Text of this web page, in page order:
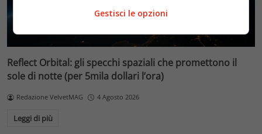
Reflect Orbital: gli specchi spaziali che promettono il
sole di notte (per 5mila dollari l’ora)
Redazione VelvetMAG 4 Agosto 2026
Leggi di più
Gestisci le opzioni